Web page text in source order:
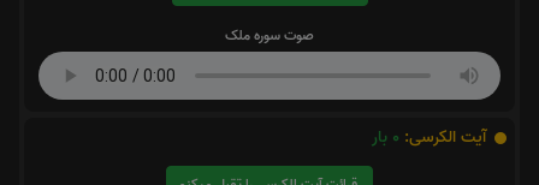
صوت سوره ملک
آیت الکرسی: 0 بار